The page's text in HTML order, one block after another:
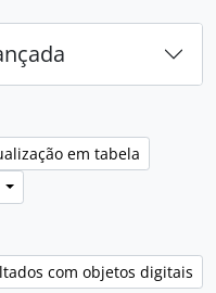
em tabela
com objetos digitais